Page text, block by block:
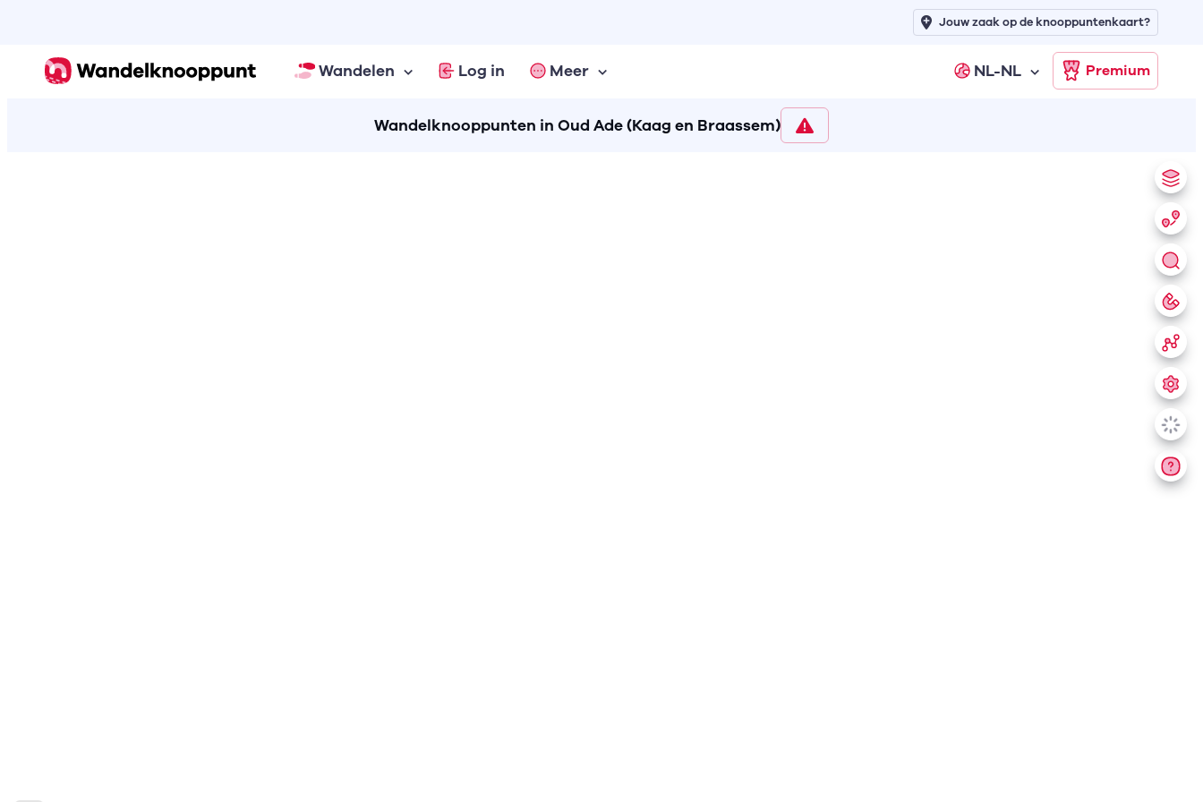
Wandelen Log in Meer NL-NL Premium
Jouw zaak op de knooppuntenkaart?
Wandelknooppunten in Oud Ade (Kaag en Braassem)